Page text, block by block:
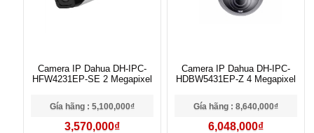
Camera IP Dahua DH-IPC-
HFW4231EP-SE 2 Megapixel
Gía hãng : 5,100,000₫
3,570,000₫
Camera IP Dahua DH-IPC-
HDBW5431EP-Z 4 Megapixel
Gía hãng : 8,640,000₫
6,048,000₫